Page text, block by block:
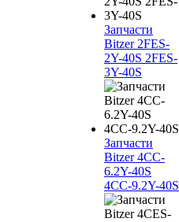
Запчасти
Bitzer 2FES-
2Y-40S 2FES-
3Y-40S
Запчасти
Bitzer 4CC-
6.2Y-40S
4CC-9.2Y-40S